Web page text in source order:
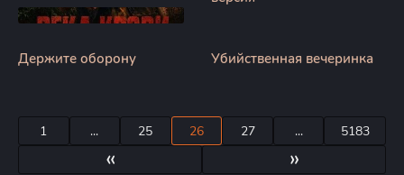
Держите оборону Убийственная вечеринка
«
1 ... 25 26 27 ... 5183
»